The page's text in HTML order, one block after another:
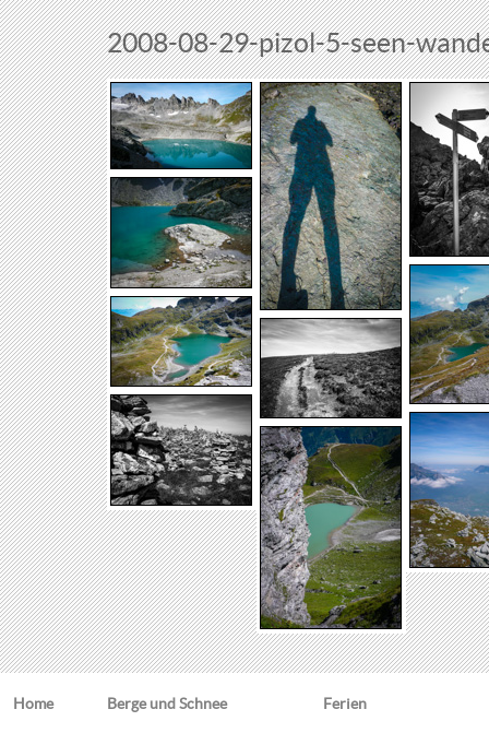
2008-08-29-pizol-5-seen-
Home Berge und Schnee Ferien